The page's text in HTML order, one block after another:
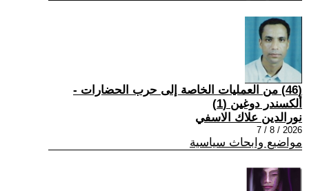
(46) من العمليات الخاصة إلى حرب الحضارات -
ألكسندر دوغين (1)
نورالدين علاك الاسفي
2026 / 8 / 7
مواضيع وابحاث سياسية